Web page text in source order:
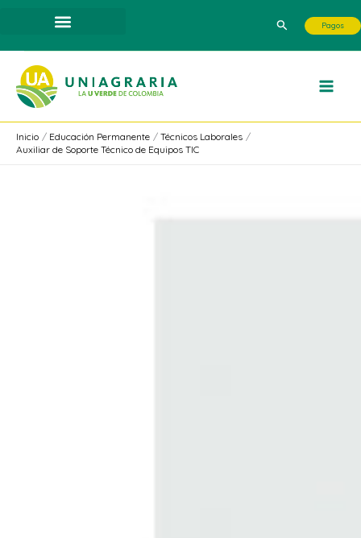
contenido
Buscar Pagos
Inicio Educación Permanente
Técnicos Laborales
Auxiliar de Soporte Técnico de Equipos TIC